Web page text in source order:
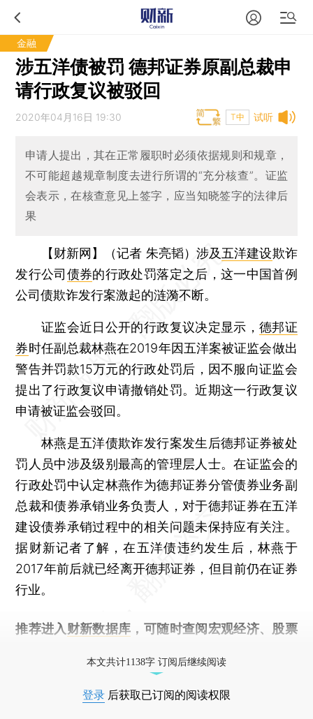
金融
涉五洋债被罚 德邦证券原副总裁申
请行政复议被驳回
试听
2020年04月16日 19:30 T中
申请人提出，其在正常履职时必须依据规则和规章，
不可能超越规章制度去进行所谓的“充分核查”。证监
会表示，在核查意见上签字，应当知晓签字的法律后
果
【财新网】（记者 朱亮韬） 涉及五洋建设欺诈
发行公司 债券的行政处罚落定之后，这一中国首例
公司债欺诈发行案激起的涟漪不断。
证监会近日公开的行政复议决定显示， 德邦证
券时任副总裁林燕在2019年因五洋案被证监会做出
警告并罚款15万元的行政处罚后，因不服向证监会
提出了行政复议申请撤销处罚。近期这一行政复议
申请被证监会驳回。
林燕是五洋债欺诈发行案发生后德邦证券被处
罚人员中涉及级别最高的管理层人士。在证监会的
行政处罚中认定林燕作为德邦证券分管债券业务副
总裁和债券承销业务负责人，对于德邦证券在五洋
建设债券承销过程中的相关问题未保持应有关注。
据财新记者了解，在五洋债违约发生后，林燕于
2017年前后就已经离开德邦证券，但目前仍在证券
行业。
推荐进入 财新数据库 ，可随时查阅宏观经济、股票
本文共计1138字 订阅后继续阅读
登录 后获取已订阅的阅读权限